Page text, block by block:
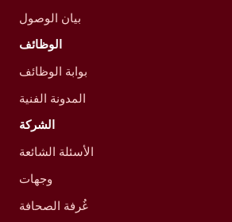
بيان الوصول
الوظائف
بوابة الوظائف
المدونة الفنية
الشركة
الأسئلة الشائعة
وجهات
غُرفة الصحافة